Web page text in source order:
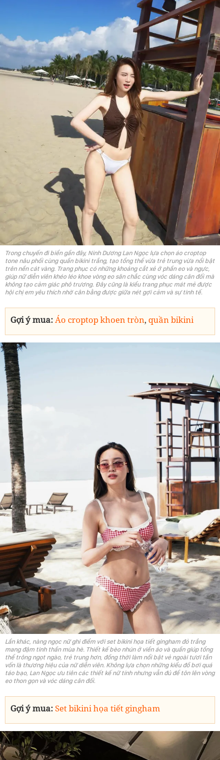
Trong chuyến đi biển gần đây, Ninh Dương Lan Ngọc lựa chọn áo croptop
tone nâu phối cùng quần bikini trắng, tạo tổng thể vừa trẻ trung vừa nổi bật
trên nền cát vàng. Trang phục có những khoảng cắt xẻ ở phần eo và ngực,
giúp nữ diễn viên khéo léo khoe vòng eo săn chắc cùng vóc dáng cân đối mà
không tạo cảm giác phô trương. Đây cũng là kiểu trang phục mát mẻ được
hội chị em yêu thích nhờ cân bằng được giữa nét gợi cảm và sự tinh tế.
Gợi ý mua:Áo croptop khoen tròn, quần bikini
Lần khác, nàng ngọc nữ ghi điểm với set bikini họa tiết gingham đỏ trắng
mang đậm tinh thần mùa hè. Thiết kế bèo nhún ở viền áo và quần giúp tổng
thể trông ngọt ngào, trẻ trung hơn, đồng thời làm nổi bật vẻ ngoài tươi tắn
vốn là thương hiệu của nữ diễn viên. Không lựa chọn những kiểu đồ bơi quá
táo bạo, Lan Ngọc ưu tiên các thiết kế nữ tính nhưng vẫn đủ để tôn lên vòng
eo thon gọn và vóc dáng cân đối.
Gợi ý mua:Set bikini họa tiết gingham